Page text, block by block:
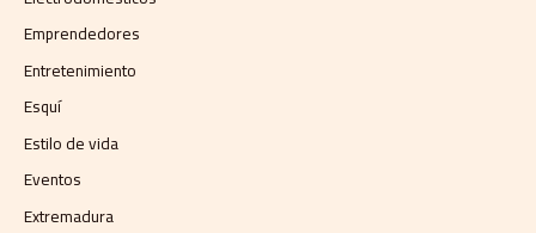
Emprendedores
Entretenimiento
Esquí
Estilo de vida
Eventos
Extremadura